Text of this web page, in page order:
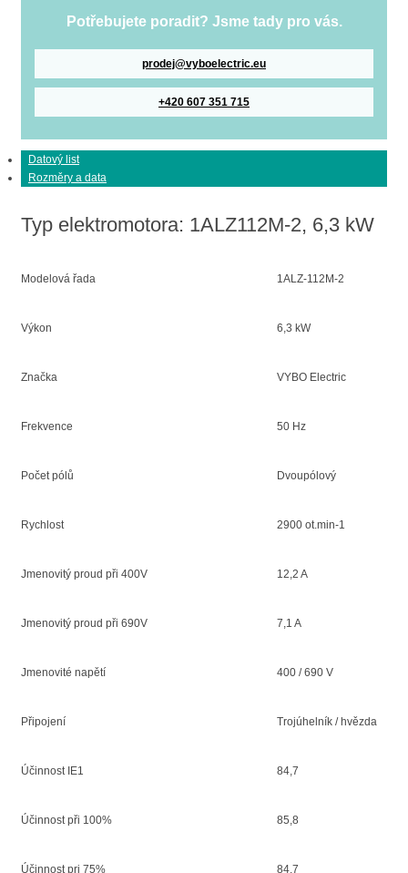
Potřebujete poradit? Jsme tady pro vás.
prodej@vyboelectric.eu
+420 607 351 715
Datový list
Rozměry a data
Typ elektromotora: 1ALZ112M-2, 6,3 kW
Modelová řada 1ALZ-112M-2
Výkon 6,3 kW
Značka VYBO Electric
Frekvence 50 Hz
Počet pólů Dvoupólový
Rychlost 2900 ot.min-1
Jmenovitý proud při 400V 12,2 A
Jmenovitý proud při 690V 7,1 A
Jmenovité napětí 400 / 690 V
Připojení Trojúhelník / hvězda
Účinnost IE1 84,7
Účinnost při 100% 85,8
Účinnost pri 75% 84,7